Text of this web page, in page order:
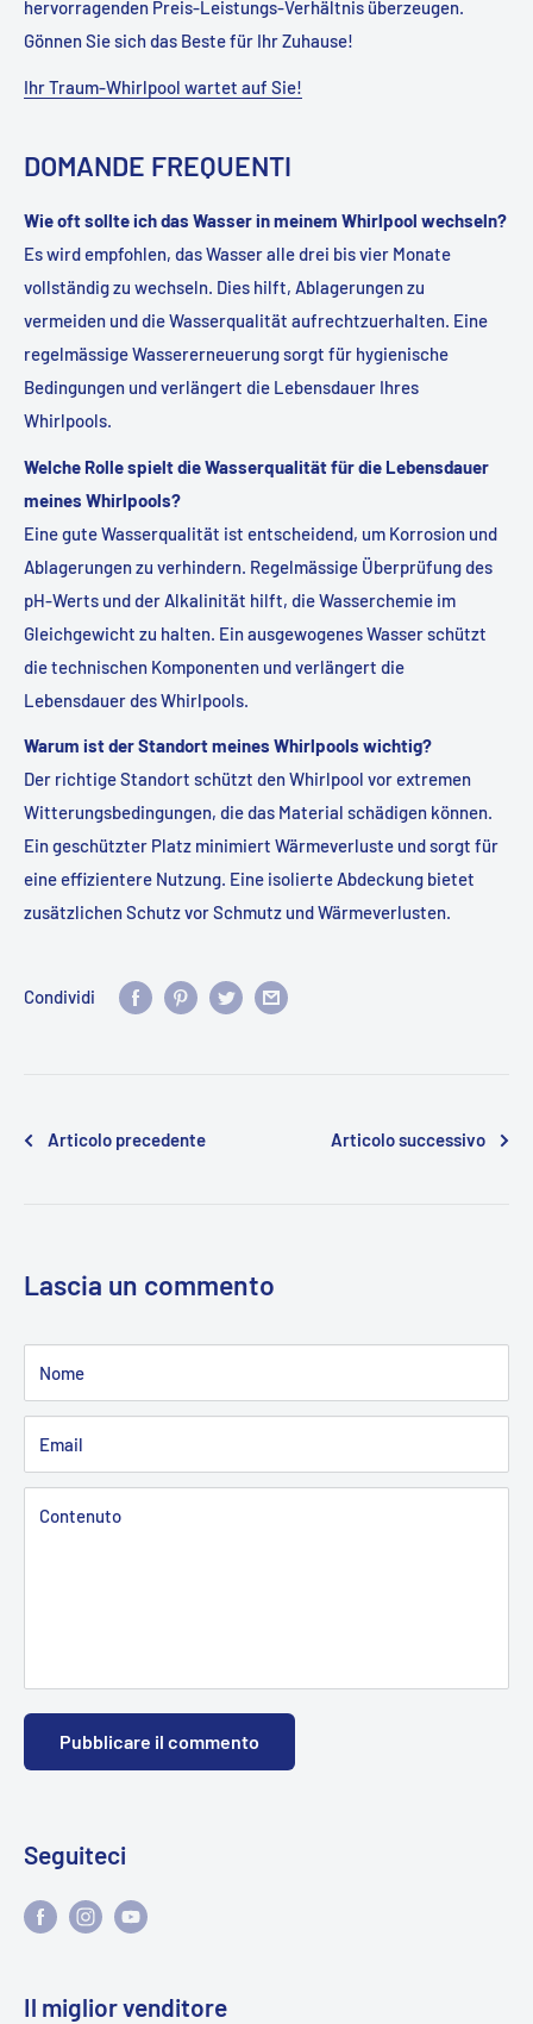
hervorragenden Preis-Leistungs-Verhältnis überzeugen.
Gönnen Sie sich das Beste für Ihr Zuhause!
Ihr Traum-Whirlpool wartet auf Sie!
DOMANDE FREQUENTI
Wie oft sollte ich das Wasser in meinem Whirlpool wechseln?
Es wird empfohlen, das Wasser alle drei bis vier Monate
vollständig zu wechseln. Dies hilft, Ablagerungen zu
vermeiden und die Wasserqualität aufrechtzuerhalten. Eine
regelmässige Wassererneuerung sorgt für hygienische
Bedingungen und verlängert die Lebensdauer Ihres
Whirlpools.
Welche Rolle spielt die Wasserqualität für die Lebensdauer
meines Whirlpools?
Eine gute Wasserqualität ist entscheidend, um Korrosion und
Ablagerungen zu verhindern. Regelmässige Überprüfung des
pH-Werts und der Alkalinität hilft, die Wasserchemie im
Gleichgewicht zu halten. Ein ausgewogenes Wasser schützt
die technischen Komponenten und verlängert die
Lebensdauer des Whirlpools.
Warum ist der Standort meines Whirlpools wichtig?
Der richtige Standort schützt den Whirlpool vor extremen
Witterungsbedingungen, die das Material schädigen können.
Ein geschützter Platz minimiert Wärmeverluste und sorgt für
eine effizientere Nutzung. Eine isolierte Abdeckung bietet
zusätzlichen Schutz vor Schmutz und Wärmeverlusten.
Condividi
Articolo precedente Articolo successivo
Lascia un commento
Nome
Email
Contenuto
Pubblicare il commento
Seguiteci
Il miglior venditore